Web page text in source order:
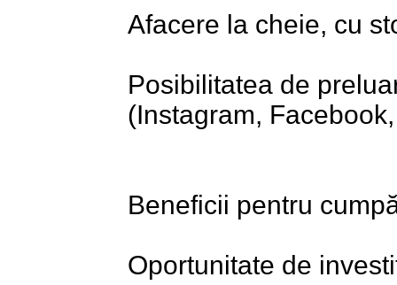
Afacere la cheie, cu
Posibilitatea de
(Instagram,
Beneficii pentru
Oportunitate de